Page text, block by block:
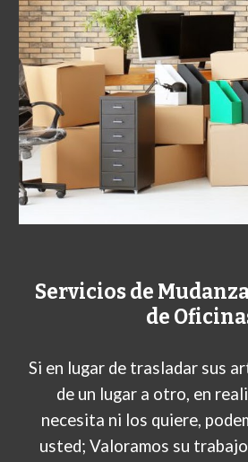
Servicios de
de
Si en lugar de trasladar sus
de un lugar a otro, en
necesita ni los quiere, p
usted; Valoramos su